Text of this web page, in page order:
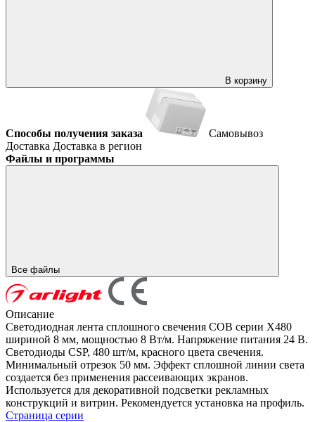
В корзину
Способы получения заказа
Самовывоз
Доставка Доставка в регион
Файлы и программы
Все файлы
Описание
Светодиодная лента сплошного свечения COB серии X480
шириной 8 мм, мощностью 8 Вт/м. Напряжение питания 24 В.
Светодиоды CSP, 480 шт/м, красного цвета свечения.
Минимальный отрезок 50 мм. Эффект сплошной линии света
создается без применения рассеивающих экранов.
Используется для декоративной подсветки рекламных
конструкций и витрин. Рекомендуется установка на профиль.
Страница серии